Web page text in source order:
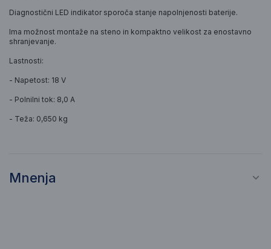
Diagnostični LED indikator sporoča stanje napolnjenosti baterije.
Ima možnost montaže na steno in kompaktno velikost za enostavno
shranjevanje.
Lastnosti:
- Napetost: 18 V
- Polnilni tok: 8,0 A
- Teža: 0,650 kg
Mnenja